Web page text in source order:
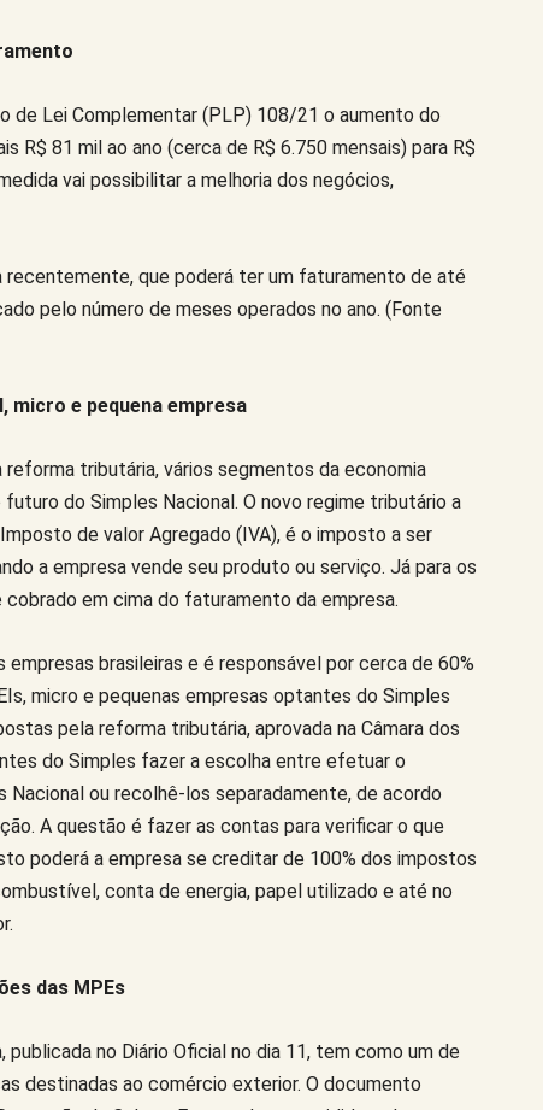
de Lei Complementar (PLP) 108/21 o aumento do
R$ 81 mil ao ano (cerca de R$ 6.750 mensais) para R$
vai possibilitar a melhoria dos negócios,
recentemente, que poderá ter um faturamento de até
pelo número de meses operados no ano. (Fonte
micro e pequena empresa
tributária, vários segmentos da economia
do Simples Nacional. O novo regime tributário a
de valor Agregado (IVA), é o imposto a ser
a empresa vende seu produto ou serviço. Já para os
em cima do faturamento da empresa.
empresas brasileiras e é responsável por cerca de 60%
micro e pequenas empresas optantes do Simples
pela reforma tributária, aprovada na Câmara dos
do Simples fazer a escolha entre efetuar o
ou recolhê-los separadamente, de acordo
A questão é fazer as contas para verificar o que
poderá a empresa se creditar de 100% dos impostos
conta de energia, papel utilizado e até no
das MPEs
no Diário Oficial no dia 11, tem como um de
destinadas ao comércio exterior. O documento